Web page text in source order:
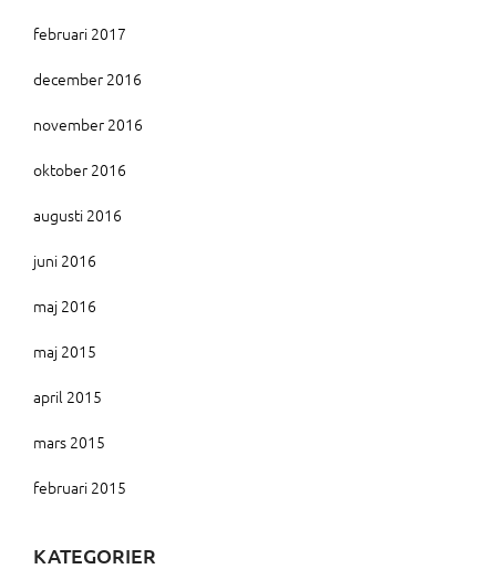
februari 2017
december 2016
november 2016
oktober 2016
augusti 2016
juni 2016
maj 2016
maj 2015
april 2015
mars 2015
februari 2015
KATEGORIER